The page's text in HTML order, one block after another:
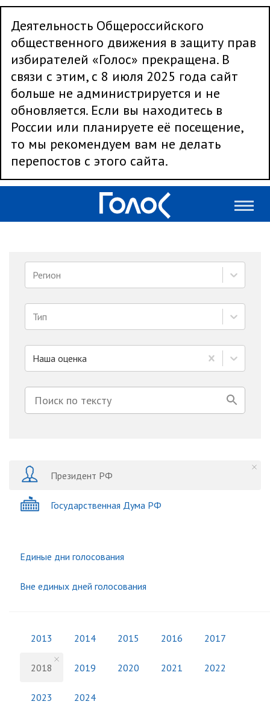
Деятельность Общероссийского
общественного движения в защиту прав
избирателей «Голос» прекращена. В
связи с этим, с 8 июля 2025 года сайт
больше не администрируется и не
обновляется. Если вы находитесь в
России или планируете её посещение,
то мы рекомендуем вам не делать
перепостов с этого сайта.
Регион
Тип
Наша оценка
Президент РФ
Государственная Дума РФ
Единые дни голосования
Вне единых дней голосования
2013 2014 2015 2016 2017
2018 2019 2020 2021 2022
2023 2024